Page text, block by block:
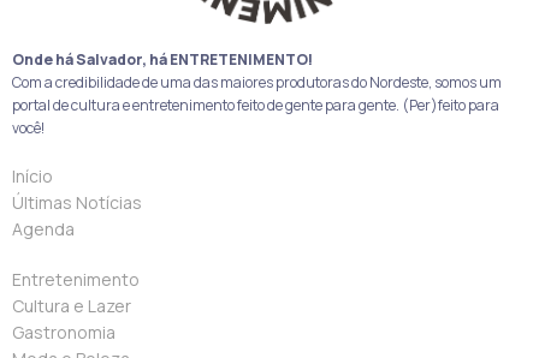
Onde há Salvador, há ENTRETENIMENTO!
Com a credibilidade de uma das maiores produtoras do Nordeste, somos um
portal de cultura e entretenimento feito de gente para gente. (Per)feito para
você!
Início
Últimas Notícias
Agenda
Entretenimento
Cultura e Lazer
Gastronomia